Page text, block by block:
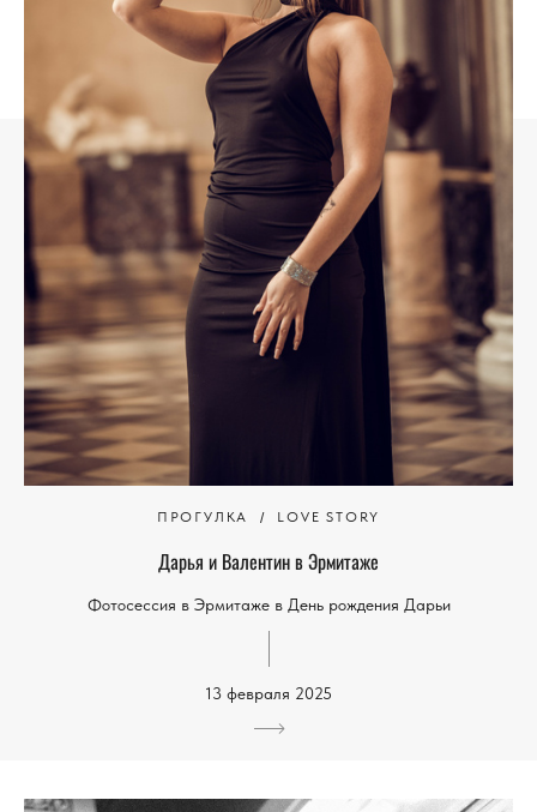
ПРОГУЛКА LOVE STORY
Дарья и Валентин в Эрмитаже
Фотосессия в Эрмитаже в День рождения Дарьи
13 февраля 2025